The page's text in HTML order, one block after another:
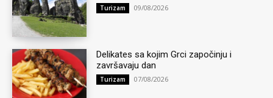
Turizam 09/08/2026
Delikates sa kojim Grci započinju i
završavaju dan
Turizam 07/08/2026